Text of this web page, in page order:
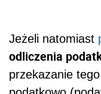
Jeżeli natomiast
odliczenia
przekazanie